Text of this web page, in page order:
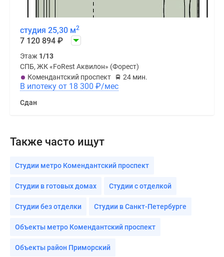
студия 25,30 м2
7 120 894 ₽
Этаж 1/13
СПБ, ЖК «FoRest Аквилон» (Форест)
Комендантский проспект
24 мин.
В ипотеку от 18 300 ₽/мес
Сдан
Также часто ищут
Студии метро Комендантский проспект
Студии в готовых домах Студии с отделкой
Студии без отделки Студии в Санкт-Петербурге
Объекты метро Комендантский проспект
Объекты район Приморский